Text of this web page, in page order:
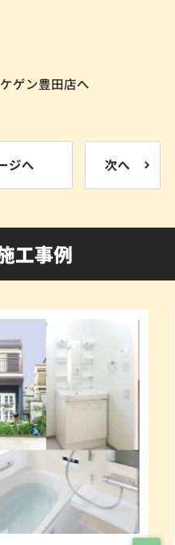
ゲン豊田店へ
ジへ 次へ
工事例